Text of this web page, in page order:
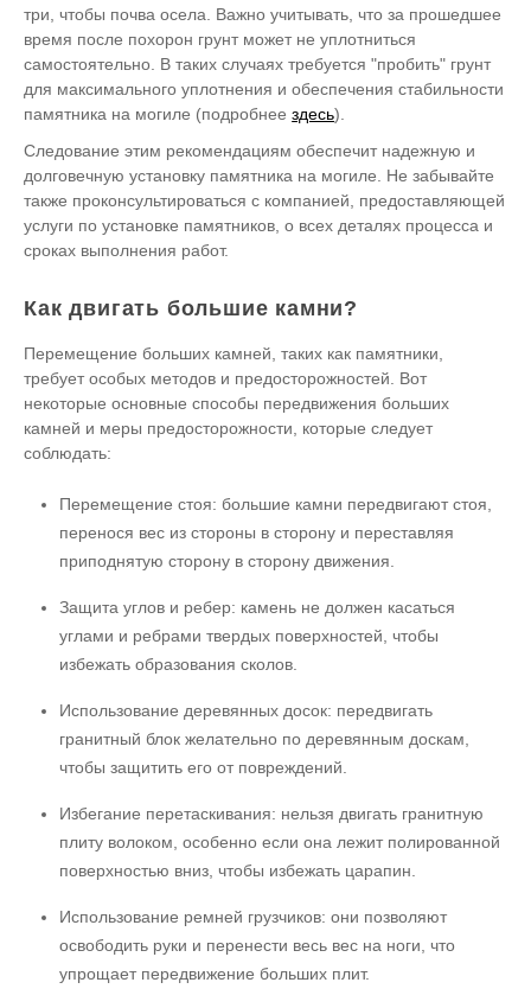
три, чтобы почва осела. Важно учитывать, что за прошедшее
время после похорон грунт может не уплотниться
самостоятельно. В таких случаях требуется "пробить" грунт
для максимального уплотнения и обеспечения стабильности
памятника на могиле (подробнеездесь).
Следование этим рекомендациям обеспечит надежную и
долговечную установку памятника на могиле. Не забывайте
также проконсультироваться с компанией, предоставляющей
услуги по установке памятников, о всех деталях процесса и
сроках выполнения работ.
Как двигать большие камни?
Перемещение больших камней, таких как памятники,
требует особых методов и предосторожностей. Вот
некоторые основные способы передвижения больших
камней и меры предосторожности, которые следует
соблюдать:
Перемещение стоя: большие камни передвигают стоя,
перенося вес из стороны в сторону и переставляя
приподнятую сторону в сторону движения.
Защита углов и ребер: камень не должен касаться
углами и ребрами твердых поверхностей, чтобы
избежать образования сколов.
Использование деревянных досок: передвигать
гранитный блок желательно по деревянным доскам,
чтобы защитить его от повреждений.
Избегание перетаскивания: нельзя двигать гранитную
плиту волоком, особенно если она лежит полированной
поверхностью вниз, чтобы избежать царапин.
Использование ремней грузчиков: они позволяют
освободить руки и перенести весь вес на ноги, что
упрощает передвижение больших плит.